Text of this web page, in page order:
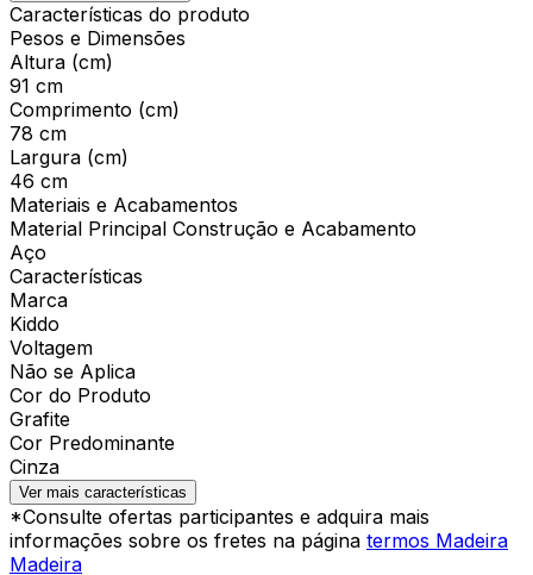
Características do produto
Pesos e Dimensões
Altura (cm)
91 cm
Comprimento (cm)
78 cm
Largura (cm)
46 cm
Materiais e Acabamentos
Material Principal Construção e Acabamento
Aço
Características
Marca
Kiddo
Voltagem
Não se Aplica
Cor do Produto
Grafite
Cor Predominante
Cinza
Ver mais características
*Consulte ofertas participantes e adquira mais
informações sobre os fretes na página termos Madeira
Madeira